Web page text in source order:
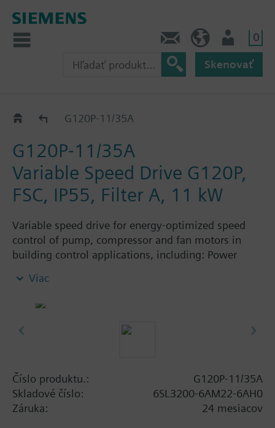
0
Skenovať
G120P..5AG120P-11/35A
G120P-11/35A
Variable Speed Drive G120P,
FSC, IP55, Filter A, 11 kW
Variable speed drive for energy-optimized speed
control of pump, compressor and fan motors in
building control applications, including: Power
screening plate without panel.
Additional info
When using a BOP-2 or Blanking Cover the depth
Viac
Číslo produktu.:
G120P-11/35A
Skladové číslo:
6SL3200-6AM22-6AH0
Záruka:
24 mesiacov